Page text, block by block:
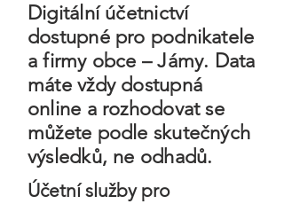
Digitální účetnictví
dostupné pro podnikatele
a firmy obce – Jámy. Data
máte vždy dostupná
online a rozhodovat se
můžete podle skutečných
výsledků, ne odhadů.
Účetní služby pro